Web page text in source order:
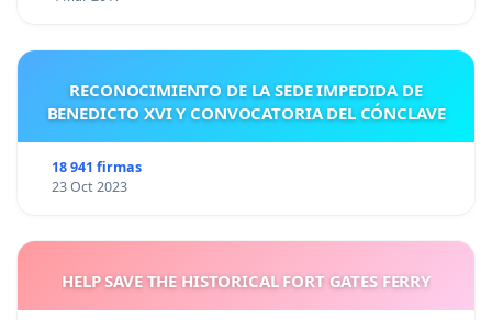
RECONOCIMIENTO DE LA SEDE IMPEDIDA DE
BENEDICTO XVI Y CONVOCATORIA DEL CÓNCLAVE
18 941 firmas
23 Oct 2023
HELP SAVE THE HISTORICAL FORT GATES FERRY